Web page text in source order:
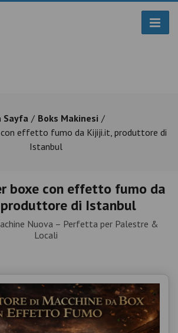
Sayfa
Boks Makinesi
con effetto fumo da Kijiji.it, produttore di
Istanbul
boxe con effetto fumo da
di Istanbul
Nuova – Perfetta per Palestre &
Locali